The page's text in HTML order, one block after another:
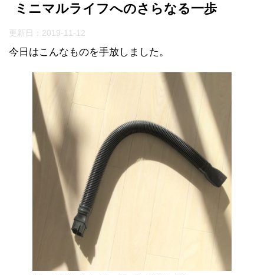
ミニマルライフへのさらなる一歩
更新日： 2019-11-12
今日はこんなものを手放しました。